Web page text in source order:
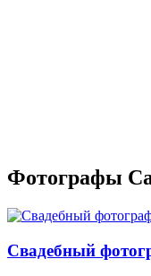
Фотографы
Свадебный